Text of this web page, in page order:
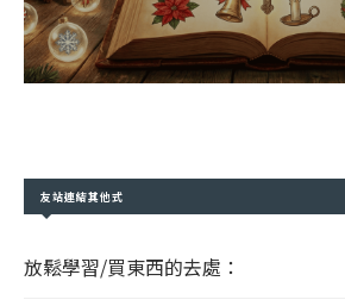
友站連結其他式
放鬆學習/買東西的去處：